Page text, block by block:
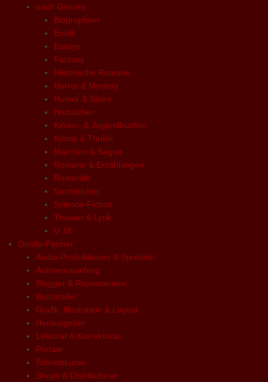
nach Genres
Biographien
Erotik
Essays
Fantasy
Historische Romane
Horror & Mystery
Humor & Satire
Hörbücher
Kinder- & Jugendbücher
Krimis & Thriller
Märchen & Sagen
Romane & Erzählungen
Romantik
Sachbücher
Science-Fiction
Theater & Lyrik
U 18
Qindie-Partner
Audio-Produktionen & Sprecher
Autorencoaching
Blogger & Rezensenten
Buchtrailer
Grafik, Illustration & Layout
Herausgeber
Lektorat & Korrektorat
Portale
Schreibkurse
Shops & Distributoren